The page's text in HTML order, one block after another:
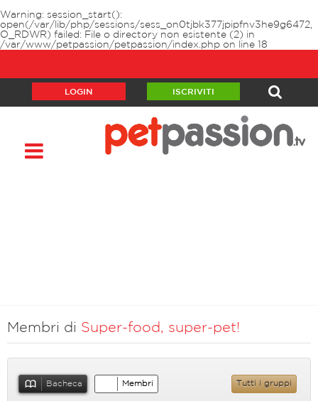
Warning: session_start():
open(/var/lib/php/sessions/sess_on0tjbk377jpipfnv3he9g6472,
O_RDWR) failed: File o directory non esistente (2) in
/var/www/petpassion/petpassion/index.php on line 18
LOGIN ISCRIVITI
Membri di Super-food, super-pet!
Tutti i gruppi
Bacheca Membri